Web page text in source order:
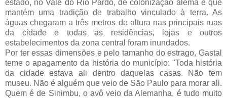
estado, no Vale do Rio Pardo, de colonização alemã e que
mantém uma tradição de trabalho vinculado à terra. As
águas chegaram a três metros de altura nas principais ruas
da cidade e todas as residências, lojas e outros
estabelecimentos da zona central foram inundados.
Por ter essas dimensões e pelo tamanho do estrago, Gastal
teme o apagamento da história do município: "Toda história
da cidade estava ali dentro daquelas casas. Não tem
museu. Não é alguém que veio de São Paulo para morar ali.
Quem é de Sinimbu, o avô veio da Alemanha, é tudo muito